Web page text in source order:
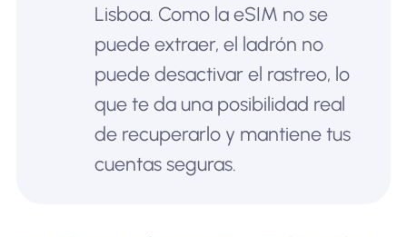
Lisboa. Como la eSIM no se
puede extraer, el ladrón no
puede desactivar el rastreo, lo
que te da una posibilidad real
de recuperarlo y mantiene tus
cuentas seguras.